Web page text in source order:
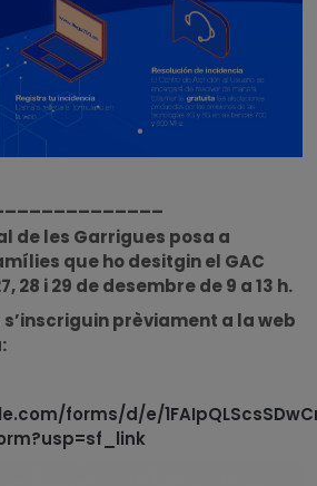
de les Garrigues posa a
que ho desitgin el GAC
28 i 29 de desembre de 9 a 13 h.
prèviament a la web
forms/d/e/